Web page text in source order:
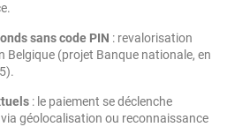
sans code PIN : revalorisation
Belgique (projet Banque nationale, en
: le paiement se déclenche
géolocalisation ou reconnaissance